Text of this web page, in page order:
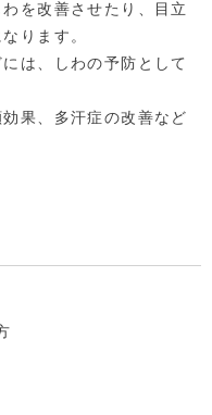
を改善させたり、目立
ります。
は、しわの予防として
果、多汗症の改善など